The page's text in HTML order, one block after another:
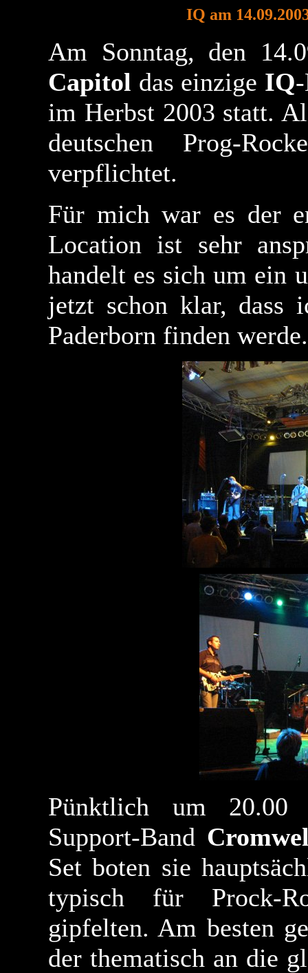
IQ am
Am Sonntag, den
Capitol das einzige IQ
im Herbst 2003 statt.
deutschen Prog-
verpflichtet.
Für mich war es der
Location ist sehr
handelt es sich um ein
jetzt schon klar, dass
Paderborn finden werde.
Pünktlich um 20.00
Support-Band
Set boten sie
typisch für Prock-
gipfelten. Am besten
der thematisch an die